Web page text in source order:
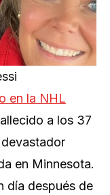
en la NHL
a los 37
en Minnesota.
día después de